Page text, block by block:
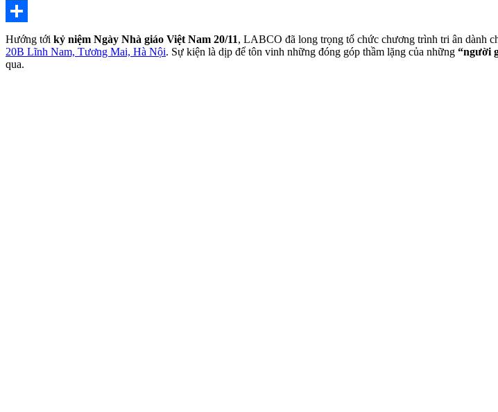
X
Share
Hướng tới kỷ niệm Ngày Nhà giáo Việt Nam 20/11, LABCO đã long trọng tổ chức chương trình tri ân dành
20B Lĩnh Nam, Tương Mai, Hà Nội. Sự kiện là dịp để tôn vinh những đóng góp thầm lặng của những “người
qua.